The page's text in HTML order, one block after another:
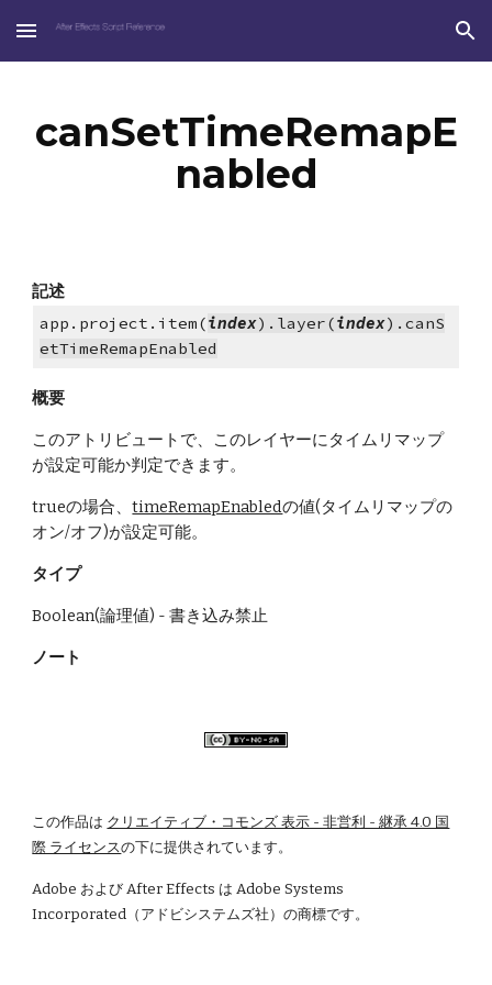
Skip to main content Skip to navigation
canSetTimeRemapE
nabled
記述
app.project.item(index).layer(index).canS
etTimeRemapEnabled
概要
このアトリビュートで、このレイヤーにタイムリマップ
が設定可能か判定できます。
trueの場合、timeRemapEnabledの値(タイムリマップの
オン/オフ)が設定可能。
タイプ
Boolean(論理値) - 書き込み禁止
ノート
この作品は クリエイティブ・コモンズ 表示 - 非営利 - 継承 4.0 国
際 ライセンスの下に提供されています。
Adobe および After Effects は Adobe Systems
Incorporated（アドビシステムズ社）の商標です。